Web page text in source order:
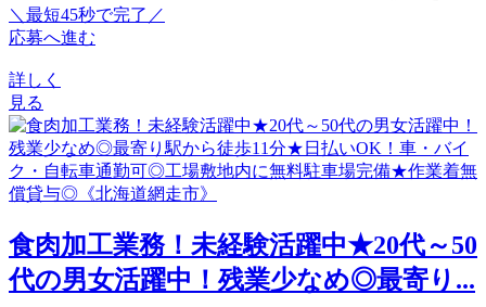
＼最短45秒で完了／
応募へ進む
詳しく
見る
食肉加工業務！未経験活躍中★20代～50
代の男女活躍中！残業少なめ◎最寄り...